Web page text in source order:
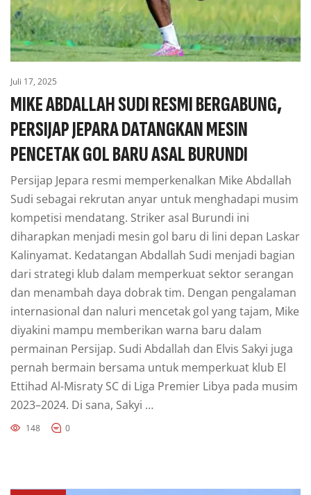
Juli 17, 2025
MIKE ABDALLAH SUDI RESMI BERGABUNG,
PERSIJAP JEPARA DATANGKAN MESIN
PENCETAK GOL BARU ASAL BURUNDI
Persijap Jepara resmi memperkenalkan Mike Abdallah
Sudi sebagai rekrutan anyar untuk menghadapi musim
kompetisi mendatang. Striker asal Burundi ini
diharapkan menjadi mesin gol baru di lini depan Laskar
Kalinyamat. Kedatangan Abdallah Sudi menjadi bagian
dari strategi klub dalam memperkuat sektor serangan
dan menambah daya dobrak tim. Dengan pengalaman
internasional dan naluri mencetak gol yang tajam, Mike
diyakini mampu memberikan warna baru dalam
permainan Persijap. Sudi Abdallah dan Elvis Sakyi juga
pernah bermain bersama untuk memperkuat klub El
Ettihad Al-Misraty SC di Liga Premier Libya pada musim
2023–2024. Di sana, Sakyi …
148 0